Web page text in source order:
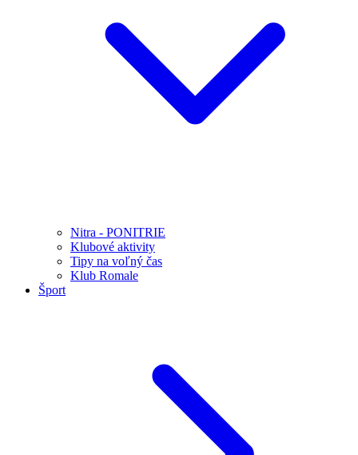
Nitra - PONITRIE
Klubové aktivity
Tipy na voľný čas
Klub Romale
Šport